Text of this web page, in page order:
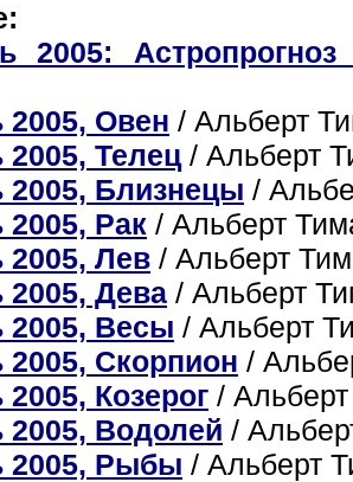
2005:
2005, Овен / Альберт
2005, Телец/ Альберт
2005, Близнецы /
2005, Рак / Альберт
2005, Лев / Альберт
2005, Дева / Альберт
2005, Весы / Альберт
2005, Скорпион /
Козерог /
2005, Водолей /
2005, Рыбы / Альберт